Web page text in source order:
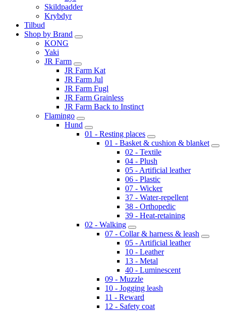
Skildpadder
Krybdyr
Tilbud
Shop by Brand
KONG
Yaki
JR Farm
JR Farm Kat
JR Farm Jul
JR Farm Fugl
JR Farm Grainless
JR Farm Back to Instinct
Flamingo
Hund
01 - Resting places
01 - Basket & cushion & blanket
02 - Textile
04 - Plush
05 - Artificial leather
06 - Plastic
07 - Wicker
37 - Water-repellent
38 - Orthopedic
39 - Heat-retaining
02 - Walking
07 - Collar & harness & leash
05 - Artificial leather
10 - Leather
13 - Metal
40 - Luminescent
09 - Muzzle
10 - Jogging leash
11 - Reward
12 - Safety coat